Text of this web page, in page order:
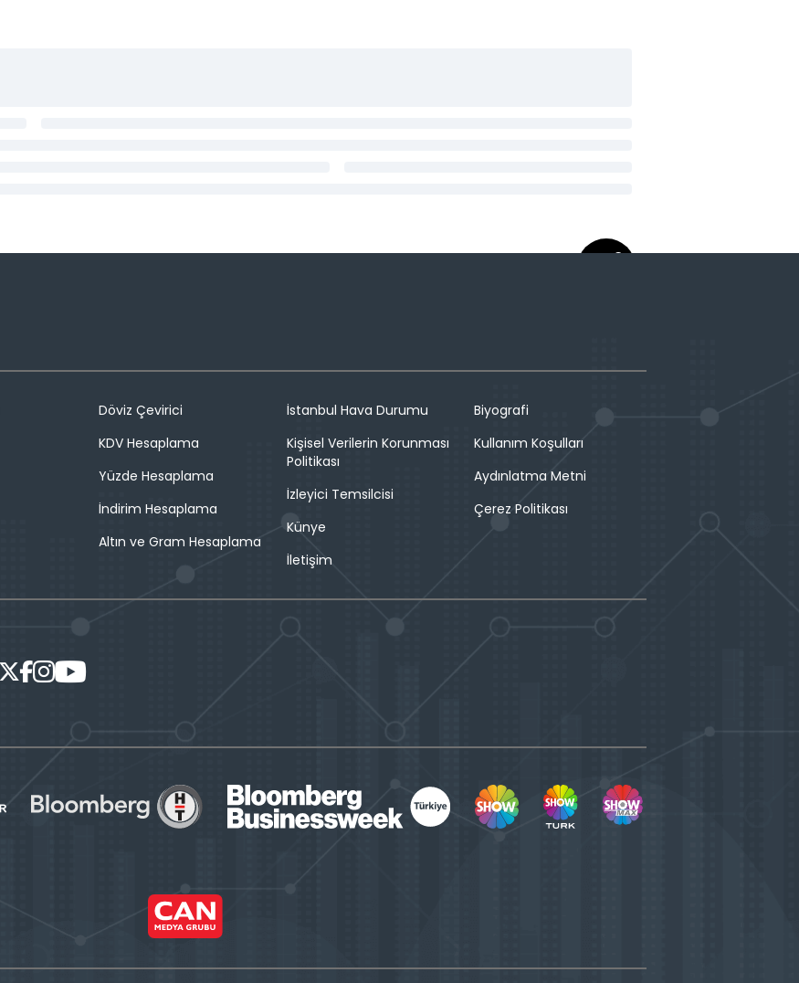
Döviz Çevirici
KDV Hesaplama
Yüzde Hesaplama
İndirim Hesaplama
Altın ve Gram Hesaplama
İstanbul Hava Durumu
Kişisel Verilerin Korunması
Politikası
İzleyici Temsilcisi
Künye
İletişim
Biyografi
Kullanım Koşulları
Aydınlatma Metni
Çerez Politikası